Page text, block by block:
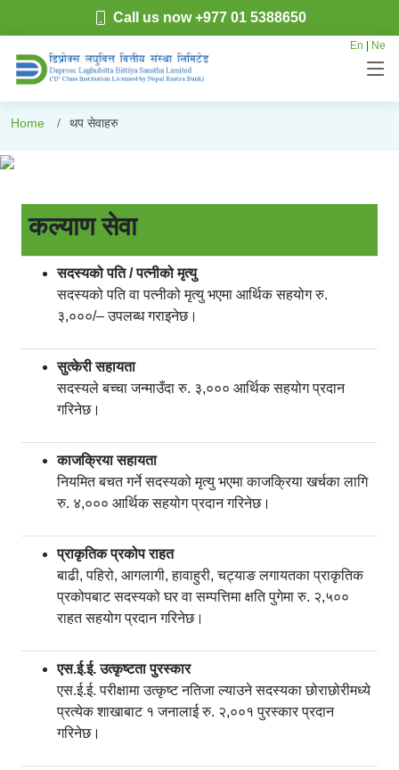
Call us now +977 01 5388650
En Ne
थप सेवाहरु
Home थप सेवाहरु
कल्याण सेवा
सदस्यको पति / पत्नीको मृत्यु
सदस्यको पति वा पत्नीको मृत्यु भएमा आर्थिक सहयोग रु.
३,०००/– उपलब्ध गराइनेछ।
सुत्केरी सहायता
सदस्यले बच्चा जन्माउँदा रु. ३,००० आर्थिक सहयोग प्रदान
गरिनेछ।
काजक्रिया सहायता
नियमित बचत गर्ने सदस्यको मृत्यु भएमा काजक्रिया खर्चका लागि
रु. ४,००० आर्थिक सहयोग प्रदान गरिनेछ।
प्राकृतिक प्रकोप राहत
बाढी, पहिरो, आगलागी, हावाहुरी, चट्याङ लगायतका प्राकृतिक
प्रकोपबाट सदस्यको घर वा सम्पत्तिमा क्षति पुगेमा रु. २,५००
राहत सहयोग प्रदान गरिनेछ।
एस.ई.ई. उत्कृष्टता पुरस्कार
एस.ई.ई. परीक्षामा उत्कृष्ट नतिजा ल्याउने सदस्यका छोराछोरीमध्ये
प्रत्येक शाखाबाट १ जनालाई रु. २,००१ पुरस्कार प्रदान
गरिनेछ।